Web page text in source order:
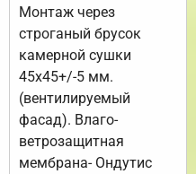
Монтаж через
строганый брусок
камерной сушки
45х45+/-5 мм.
(вентилируемый
фасад). Влаго-
ветрозащитная
мембрана- Ондутис